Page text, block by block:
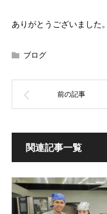
ありがとうございました。
ブログ
関連記事一覧